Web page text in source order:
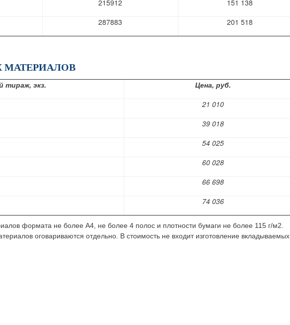
215912
151 138
287883 201 518
тираж, экз.
Цена, руб.
21 010
39 018
54 025
60 028
66 698
74 036
формата не более А4, не более 4 полос и плотности бумаги не более 115 г/м2.
оговариваются отдельно. В стоимость не входит изготовление вкладываемых